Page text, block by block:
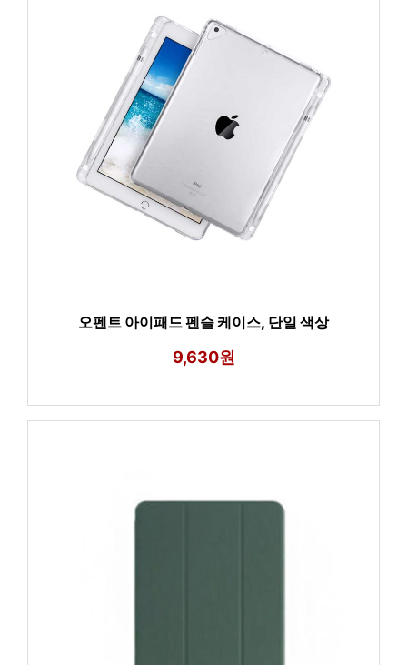
오펜트 아이패드 펜슬 케이스, 단일 색상
9,630원